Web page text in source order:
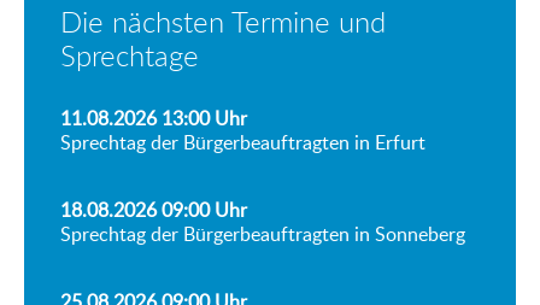
Die nächsten Termine und
Sprechtage
11.08.2026 13:00Uhr
Sprechtag der Bürgerbeauftragten in Erfurt
18.08.2026 09:00Uhr
Sprechtag der Bürgerbeauftragten in Sonneberg